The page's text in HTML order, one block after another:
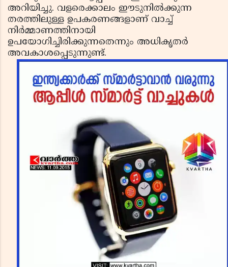
അറിയിച്ചു. വളരെക്കാലം ഈടുനില്‍ക്കുന്ന
തരത്തിലുള്ള ഉപകരണങ്ങളാണ് വാച്ച്
നിര്‍മ്മാണത്തിനായി
ഉപയോഗിച്ചിരിക്കുന്നതെന്നും അധികൃതര്‍
അവകാശപ്പെടുന്നുണ്ട്.